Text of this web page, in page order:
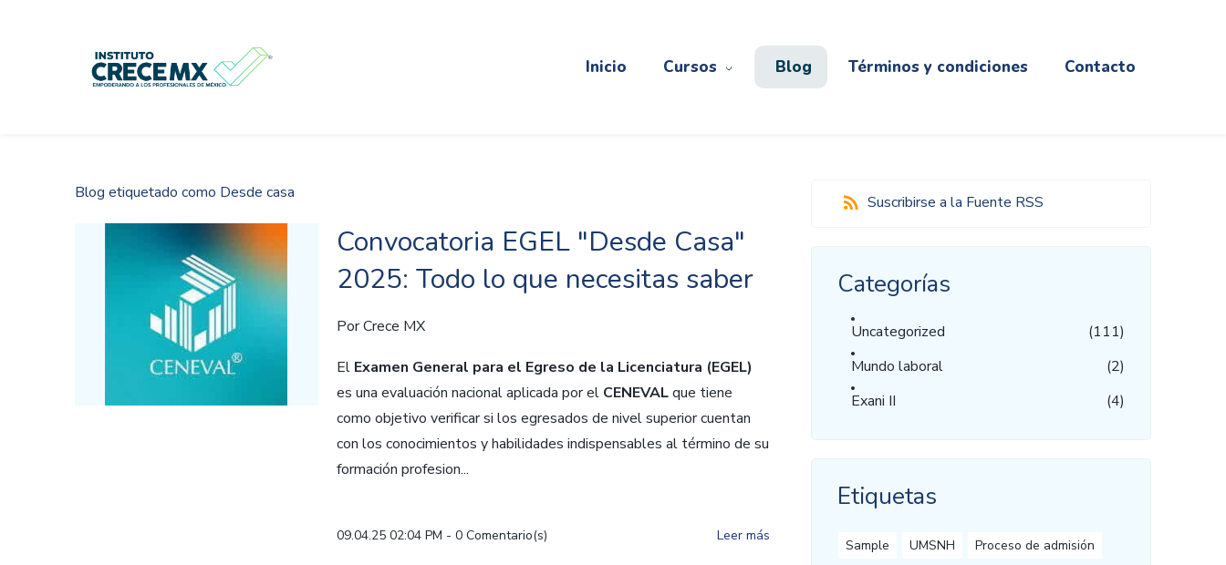
Inicio Cursos Blog Términos y condiciones Contacto
Blog etiquetado como Desde casa
Convocatoria EGEL "Desde Casa"
2025: Todo lo que necesitas saber
PorCrece MX
El Examen General para el Egreso de la Licenciatura (EGEL)
es una evaluación nacional aplicada por el CENEVALque tiene
como objetivo verificar si los egresados de nivel superior cuentan
con los conocimientos y habilidades indispensables al término de su
formación profesion...
09.04.25 02:04 PM - 0Comentario(s) Leer más
Suscribirse a la Fuente RSS
Categorías
Uncategorized
(111)
Mundo laboral
(2)
Exani II
(4)
Etiquetas
Sample UMSNH Proceso de admisión